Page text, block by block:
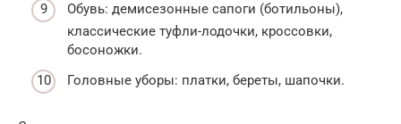
Обувь: демисезонные сапоги (ботильоны),
классические туфли-лодочки, кроссовки,
босоножки.
Головные уборы: платки, береты, шапочки.